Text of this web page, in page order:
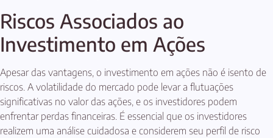
Riscos Associados ao
Investimento em Ações
Apesar das vantagens, o investimento em ações não é isento de
riscos. A volatilidade do mercado pode levar a flutuações
significativas no valor das ações, e os investidores podem
enfrentar perdas financeiras. É essencial que os investidores
realizem uma análise cuidadosa e considerem seu perfil de risco